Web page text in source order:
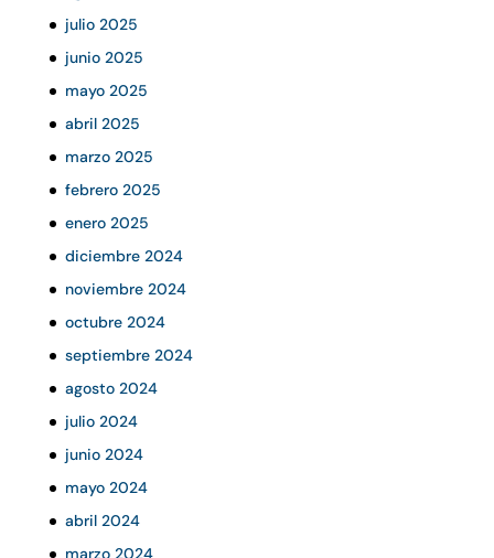
julio 2025
junio 2025
mayo 2025
abril 2025
marzo 2025
febrero 2025
enero 2025
diciembre 2024
noviembre 2024
octubre 2024
septiembre 2024
agosto 2024
julio 2024
junio 2024
mayo 2024
abril 2024
marzo 2024